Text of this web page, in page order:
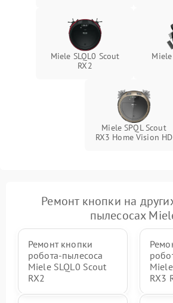
Miele SLQL0 Scout
RX2
Miele
Miele SPQL Scout
RX3 Home Vision HD
Ремонт кнопки на
пылесосах
Ремонт кнопки
робота-пылесоса
Miele SLQL0 Scout
RX2
RX3